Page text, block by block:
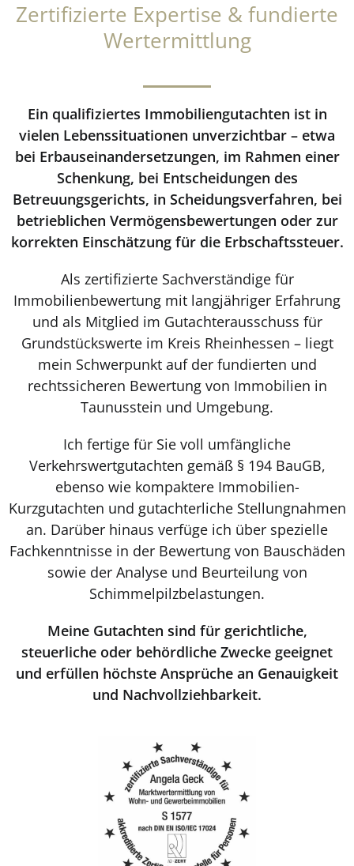
Zertifizierte Expertise & fundierte
Wertermittlung
Ein qualifiziertes Immobiliengutachten ist in
vielen Lebenssituationen unverzichtbar – etwa
bei Erbauseinandersetzungen, im Rahmen einer
Schenkung, bei Entscheidungen des
Betreuungsgerichts, in Scheidungsverfahren, bei
betrieblichen Vermögensbewertungen oder zur
korrekten Einschätzung für die Erbschaftssteuer.
Als zertifizierte Sachverständige für
Immobilienbewertung mit langjähriger Erfahrung
und als Mitglied im Gutachterausschuss für
Grundstückswerte im Kreis Rheinhessen – liegt
mein Schwerpunkt auf der fundierten und
rechtssicheren Bewertung von Immobilien in
Taunusstein und Umgebung.
Ich fertige für Sie voll umfängliche
Verkehrswertgutachten gemäß § 194 BauGB,
ebenso wie kompaktere Immobilien-
Kurzgutachten und gutachterliche Stellungnahmen
an. Darüber hinaus verfüge ich über spezielle
Fachkenntnisse in der Bewertung von Bauschäden
sowie der Analyse und Beurteilung von
Schimmelpilzbelastungen.
Meine Gutachten sind für gerichtliche,
steuerliche oder behördliche Zwecke geeignet
und erfüllen höchste Ansprüche an Genauigkeit
und Nachvollziehbarkeit.